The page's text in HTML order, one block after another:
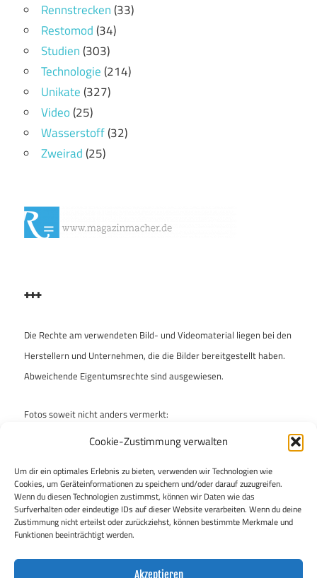
Cookie-Zustimmung verwalten
Um dir ein optimales Erlebnis zu bieten, verwenden wir Technologien wie
Cookies, um Geräteinformationen zu speichern und/oder darauf zuzugreifen.
Wenn du diesen Technologien zustimmst, können wir Daten wie das
Surfverhalten oder eindeutige IDs auf dieser Website verarbeiten. Wenn du deine
Zustimmung nicht erteilst oder zurückziehst, können bestimmte Merkmale und
Funktionen beeinträchtigt werden.
Akzeptieren
Rennstrecken(33)
Restomod(34)
Studien(303)
Technologie(214)
Unikate(327)
Video(25)
Wasserstoff(32)
Zweirad(25)
+++
Die Rechte am verwendeten Bild- und Videomaterial liegen bei den
Herstellern und Unternehmen, die die Bilder bereitgestellt haben.
Abweichende Eigentumsrechte sind ausgewiesen.
Fotos soweit nicht anders vermerkt:
Archiv „enzo & ferdinand“
„enzo & ferdinand“ ist bei der Auswahl der Fotos mit Umsicht
vorgegangen, um keine Rechte Dritter zu verletzen. Falls dies
dennoch geschehen sein sollte, bittet die Redaktion um kurze
Nachricht.